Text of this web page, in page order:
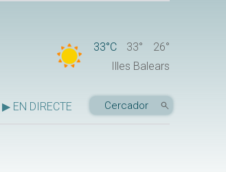
33°C 33°
26°
Illes Balears
▶ EN DIRECTE